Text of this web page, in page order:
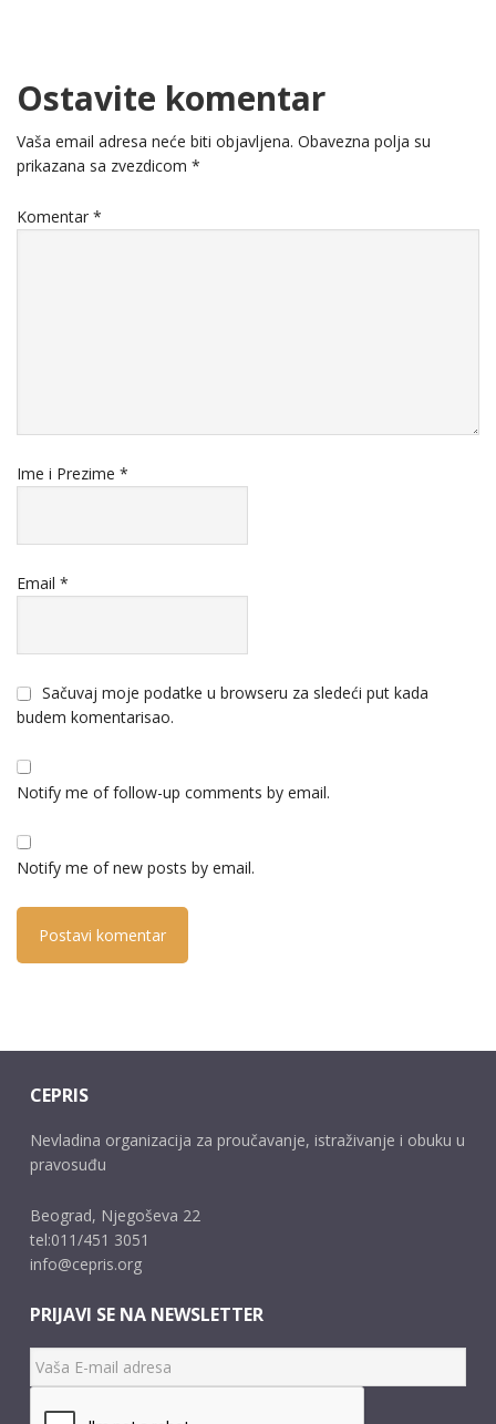
Ostavite komentar
Vaša email adresa neće biti objavljena. Obavezna polja su
prikazana sa zvezdicom *
Komentar *
Ime i Prezime *
Email *
Sačuvaj moje podatke u browseru za sledeći put kada
budem komentarisao.
Notify me of follow-up comments by email.
Notify me of new posts by email.
CEPRIS
Nevladina organizacija za proučavanje, istraživanje i obuku u
pravosuđu
Beograd, Njegoševa 22
tel:011/451 3051
info@cepris.org
PRIJAVI SE NA NEWSLETTER